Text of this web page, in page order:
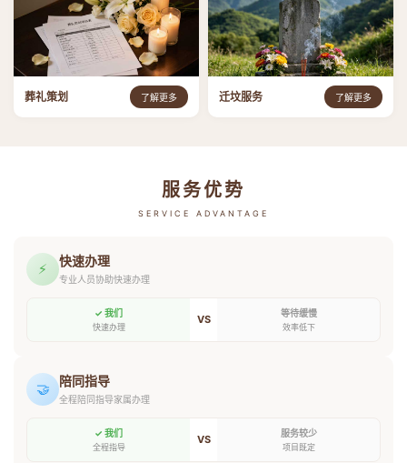
葬礼策划 了解更多 迁坟服务 了解更多
服务优势
SERVICE ADVANTAGE
⚡ 快速办理
专业人员协助快速办理
✓ 我们
快速办理
VS 等待缓慢
效率低下
🤝 陪同指导
全程陪同指导家属办理
✓ 我们
全程指导
VS 服务较少
项目既定